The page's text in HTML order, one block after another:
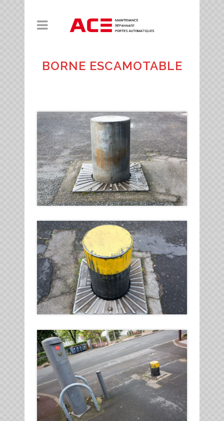
BORNE ESCAMOTABLE